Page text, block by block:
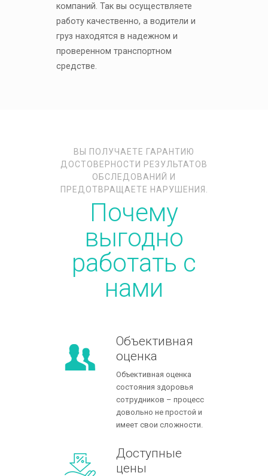
компаний. Так вы осуществляете
работу качественно, а водители и
груз находятся в надежном и
проверенном транспортном
средстве.
ВЫ ПОЛУЧАЕТЕ ГАРАНТИЮ
ДОСТОВЕРНОСТИ РЕЗУЛЬТАТОВ
ОБСЛЕДОВАНИЙ И
ПРЕДОТВРАЩАЕТЕ НАРУШЕНИЯ.
Почему
выгодно
работать с
нами
Объективная
оценка
Объективная оценка
состояния здоровья
сотрудников – процесс
довольно нe простой и
имеет свои сложности.
Доступные
цены